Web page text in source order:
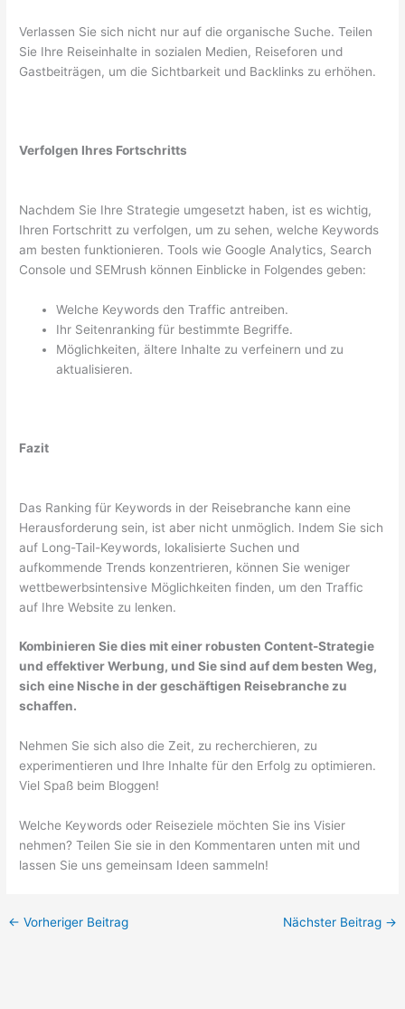
Verlassen Sie sich nicht nur auf die organische Suche. Teilen
Sie Ihre Reiseinhalte in sozialen Medien, Reiseforen und
Gastbeiträgen, um die Sichtbarkeit und Backlinks zu erhöhen.
Verfolgen Ihres Fortschritts
Nachdem Sie Ihre Strategie umgesetzt haben, ist es wichtig,
Ihren Fortschritt zu verfolgen, um zu sehen, welche Keywords
am besten funktionieren. Tools wie Google Analytics, Search
Console und SEMrush können Einblicke in Folgendes geben:
Welche Keywords den Traffic antreiben.
Ihr Seitenranking für bestimmte Begriffe.
Möglichkeiten, ältere Inhalte zu verfeinern und zu
aktualisieren.
Fazit
Das Ranking für Keywords in der Reisebranche kann eine
Herausforderung sein, ist aber nicht unmöglich. Indem Sie sich
auf Long-Tail-Keywords, lokalisierte Suchen und
aufkommende Trends konzentrieren, können Sie weniger
wettbewerbsintensive Möglichkeiten finden, um den Traffic
auf Ihre Website zu lenken.
Kombinieren Sie dies mit einer robusten Content-Strategie
und effektiver Werbung, und Sie sind auf dem besten Weg,
sich eine Nische in der geschäftigen Reisebranche zu
schaffen.
Nehmen Sie sich also die Zeit, zu recherchieren, zu
experimentieren und Ihre Inhalte für den Erfolg zu optimieren.
Viel Spaß beim Bloggen!
Welche Keywords oder Reiseziele möchten Sie ins Visier
nehmen? Teilen Sie sie in den Kommentaren unten mit und
lassen Sie uns gemeinsam Ideen sammeln!
← Vorheriger Beitrag Nächster Beitrag →